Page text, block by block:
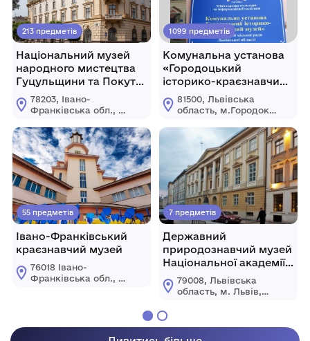
213 предметів
Національний музей
народного мистецтва
Гуцульщини та Покуття
імені Й. Кобринського
78203, Івано-
Франківська обл., м.
Театральна, 25
55 предметів
Івано-Франківський
краєзнавчий музей
76018 Івано-
Франківська обл., м.
1099 предметів
Комунальна установа
«Городоцький
історико-краєзнавчий
музей» Городоцької
міської ради Львівської
81500, Львівська
область, м.Городок,
Б.Хмельницького, 2
7 предметів
Державний
природознавчий музей
Національної академії
наук України
79008, Львівська
область, м. Львів,